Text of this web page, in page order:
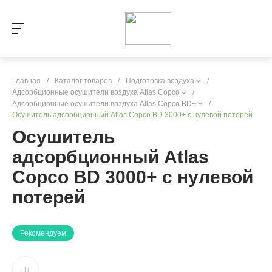
Главная / Каталог товаров / Подготовка воздуха
/
Адсорбционные осушители воздуха Atlas Copco
/
Адсорбционные осушители воздуха Atlas Copco BD+
/
Осушитель адсорбционный Atlas Copco BD 3000+ с нулевой потерей
Осушитель
адсорбционный Atlas
Copco BD 3000+ с нулевой
потерей
Рекомендуем